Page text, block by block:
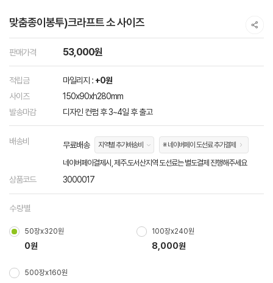
맞춤종이봉투)크라프트 소 사이즈
판매가격 53,000원
적립금 마일리지 : +0원
사이즈
150x90xh280mm
발송마감
디자인 컨펌 후 3~4일 후 출고
배송비 무료배송 지역별 추가배송비 ※ 네이버페이 도선료 추가결제
네이버페이결제시, 제주.도서산지역 도선료는 별도결제 진행해주세요
상품코드 3000017
수량별
50장x320원
0원
100장x240원
8,000원
500장x160원